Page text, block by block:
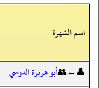
اسم الشهرة
👤←👥أبو هريرة الدوسي